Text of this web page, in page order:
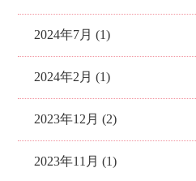
2024年7月 (1)
2024年2月 (1)
2023年12月 (2)
2023年11月 (1)